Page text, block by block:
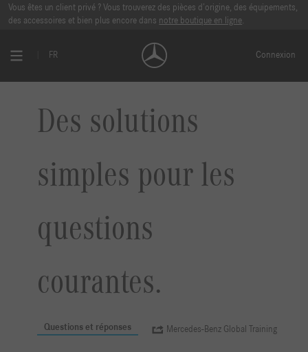
Vous êtes un client privé ? Vous trouverez des pièces d’origine, des équipements,
des accessoires et bien plus encore dans notre boutique en ligne.
FR Connexion
Des solutions
simples pour les
questions
courantes.
Questions et réponses Mercedes-Benz Global Training